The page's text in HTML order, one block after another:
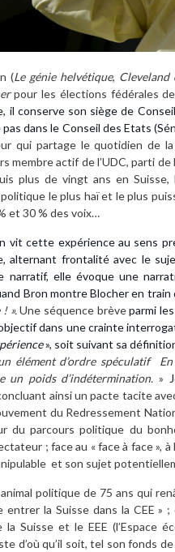
(Le génie helvétique, Cleveland
pour les élections fédérales de
il conserve son siège de
dans le Conseil des Etats
qui partage le quotidien de
membre actif de l’UDC, parti
plus de vingt ans en
politique le plus haï et le plus
et 30 % des voix…
vit cette expérience au sens
alternant frontalité avec le
narratif, elle évoque une
Bron montre Blocher en train
».Une séquence brèveparmi
dans une crainte
», soit suivant sa
élément d’ordre spéculatif
un poids d’indétermination. »
ainsi un pacte tacite
du Redressement
du parcours politique du
; face au « face à face »,
et son sujet
politique de 75 ans qui
entrer la Suisse dans la CEE
la Suisse et le EEE (l’Espace
d’où qu’il soit, tel son fonds